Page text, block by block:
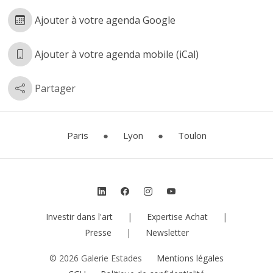
Ajouter à votre agenda Google
Ajouter à votre agenda mobile (iCal)
Partager
Paris ● Lyon ● Toulon
Investir dans l'art | Expertise Achat
|
Presse
| Newsletter
© 2026 Galerie Estades
Mentions légales